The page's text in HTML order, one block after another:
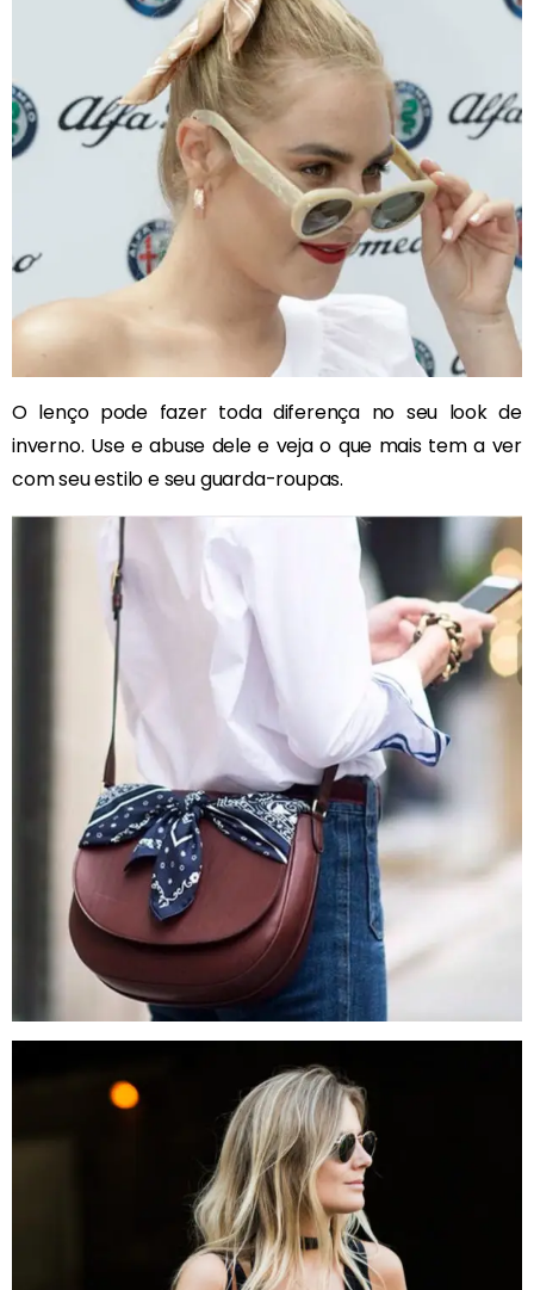
O lenço pode fazer toda diferença no seu look de
inverno. Use e abuse dele e veja o que mais tem a ver
com seu estilo e seu guarda-roupas.